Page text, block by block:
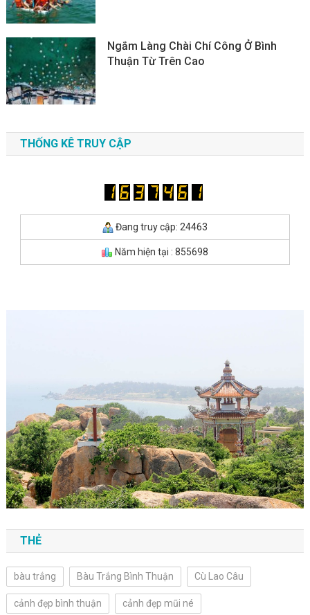
Ngắm Làng Chài Chí Công Ở Bình
Thuận Từ Trên Cao
THỐNG KÊ TRUY CẬP
Đang truy cập: 24463
Năm hiện tại : 855698
THẺ
bàu trắng Bàu Trắng Bình Thuận Cù Lao Câu
cảnh đẹp bình thuận cảnh đẹp mũi né